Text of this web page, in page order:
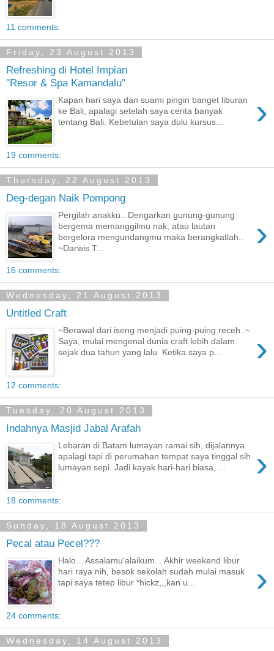
11 comments:
Friday, 23 August 2013
Refreshing di Hotel Impian
"Resor & Spa Kamandalu"
›
Kapan hari saya dan suami pingin banget liburan
ke Bali, apalagi setelah saya cerita banyak
tentang Bali. Kebetulan saya dulu kursus...
19 comments:
Thursday, 22 August 2013
Deg-degan Naik Pompong
›
Pergilah anakku.. Dengarkan gunung-gunung
bergema memanggilmu nak, atau lautan
bergelora mengundangmu maka berangkatlah..
~Darwis T...
16 comments:
Wednesday, 21 August 2013
Untitled Craft
›
~Berawal dari iseng menjadi puing-puing receh..~
Saya, mulai mengenal dunia craft lebih dalam
sejak dua tahun yang lalu. Ketika saya p...
12 comments:
Tuesday, 20 August 2013
Indahnya Masjid Jabal Arafah
›
Lebaran di Batam lumayan ramai sih, dijalannya
apalagi tapi di perumahan tempat saya tinggal sih
lumayan sepi. Jadi kayak hari-hari biasa, ...
18 comments:
Sunday, 18 August 2013
Pecal atau Pecel???
›
Halo... Assalamu'alaikum... Akhir weekend libur
hari raya nih, besok sekolah sudah mulai masuk
tapi saya tetep libur *hickz,,,kan u...
24 comments:
Wednesday, 14 August 2013